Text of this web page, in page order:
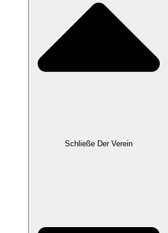
Schließe Der Verein